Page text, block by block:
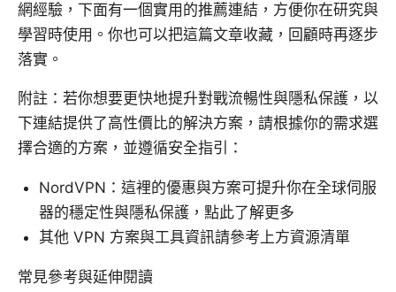
網經驗，下面有一個實用的推薦連結，方便你在研究與
學習時使用。你也可以把這篇文章收藏，回顧時再逐步
落實。
附註：若你想要更快地提升對戰流暢性與隱私保護，以
下連結提供了高性價比的解決方案，請根據你的需求選
擇合適的方案，並遵循安全指引：
NordVPN：這裡的優惠與方案可提升你在全球伺服
器的穩定性與隱私保護，點此了解更多
其他 VPN 方案與工具資訊請參考上方資源清單
常見參考與延伸閱讀